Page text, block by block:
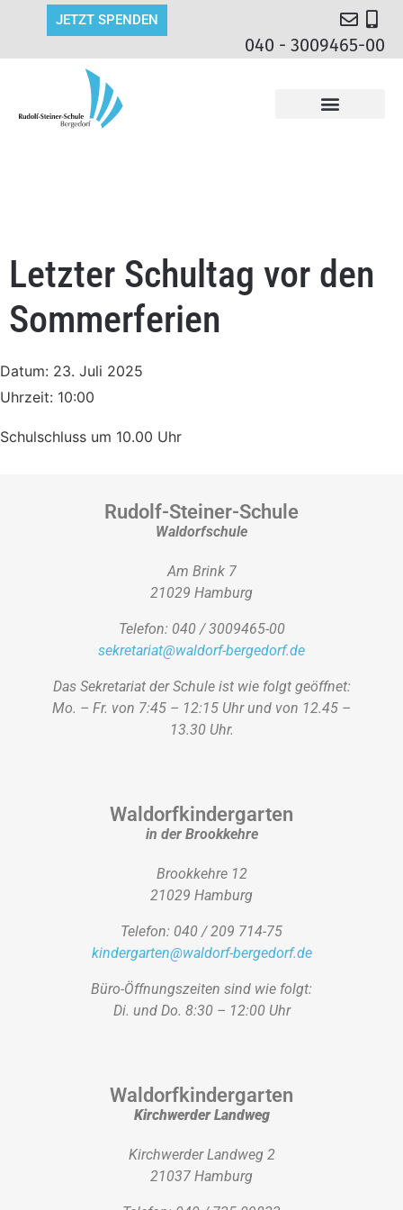
JETZT SPENDEN
040 - 3009465-00
Letzter Schultag vor den
Sommerferien
Datum: 23. Juli 2025
Uhrzeit: 10:00
Schulschluss um 10.00 Uhr
Rudolf-Steiner-Schule
Waldorfschule
Am Brink 7
21029 Hamburg
Telefon: 040 / 3009465-00
sekretariat@waldorf-bergedorf.de
Das Sekretariat der Schule ist wie folgt geöffnet:
Mo. – Fr. von 7:45 – 12:15 Uhr und von 12.45 –
13.30 Uhr.
Waldorfkindergarten
in der Brookkehre
Brookkehre 12
21029 Hamburg
Telefon: 040 / 209 714-75
kindergarten@waldorf-bergedorf.de
Büro-Öffnungszeiten sind wie folgt:
Di. und Do. 8:30 – 12:00 Uhr
Waldorfkindergarten
Kirchwerder Landweg
Kirchwerder Landweg 2
21037 Hamburg